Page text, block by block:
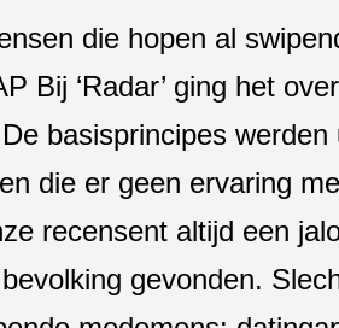
die hopen al
Bij ‘Radar’ ging het over
basisprincipes werden
die er geen ervaring
recensent altijd een
gevonden.